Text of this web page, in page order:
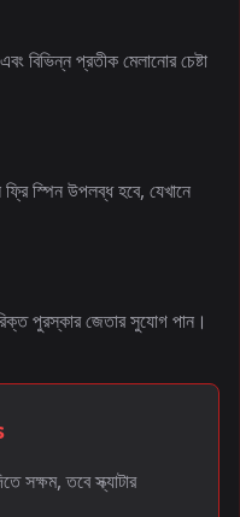
বিভিন্ন প্রতীক মেলানোর চেষ্টা
স্পিন উপলব্ধ হবে, যেখানে
পুরস্কার জেতার সুযোগ পান।
সক্ষম, তবে স্ক্যাটার